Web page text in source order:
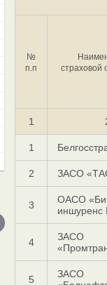
№
п.п
страховой
1
1
2 ЗАСО
3
ОАСО «Би
иншуренс
4
ЗАСО
5
ЗАСО